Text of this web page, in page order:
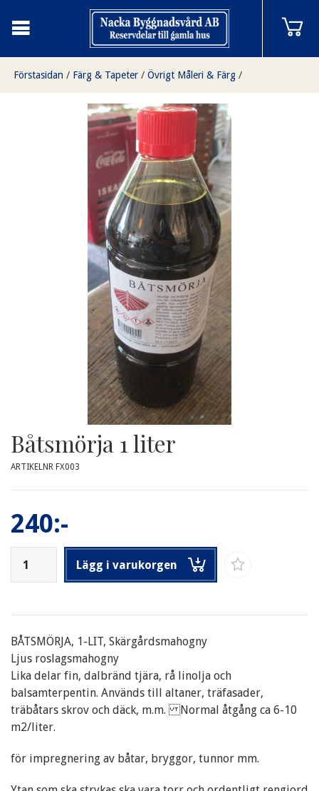
Förstasidan / Färg & Tapeter / Övrigt Måleri & Färg /
Båtsmörja 1 liter
ARTIKELNR FX003
240:-
Lägg i varukorgen
BÅTSMÖRJA, 1-LIT, Skärgårdsmahogny
Ljus roslagsmahogny
Lika delar fin, dalbränd tjära, rå linolja och
balsamterpentin. Används till altaner, träfasader,
träbåtars skrov och däck, m.m. Normal åtgång ca 6-10
m2/liter.
för impregnering av båtar, bryggor, tunnor mm.